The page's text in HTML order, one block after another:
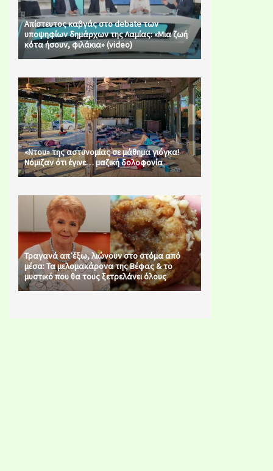
Απίστευτος καβγάς στο debate των
υποψηφίων δημάρχων της Λαμίας: «Μια ζωή
κότα ήσουν, φιλάκια» (video)
«Ντου» της αστυνομίας σε μάθημα γιόγκα!
Νόμιζαν ότι έγινε… μαζική δολοφονία
Τραγανά απ’έξω, λιώνουν στο στόμα από
μέσα: Τα μελομακάρονα της Βέφας & το
μυστικό που θα τους ξετρελάνει όλους